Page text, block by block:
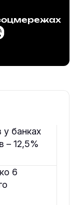
у банках
– 12,5%
6